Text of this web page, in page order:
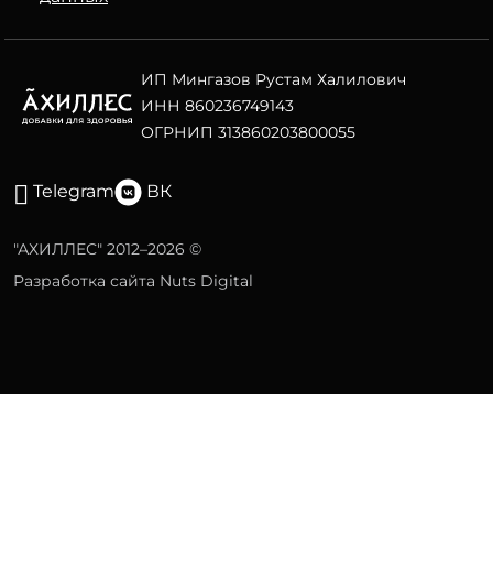
ИП Мингазов Рустам Халилович
ИНН 860236749143
ОГРНИП 313860203800055
Telegram ВК
"АХИЛЛЕС" 2012–2026 ©
Разработка сайта Nuts Digital